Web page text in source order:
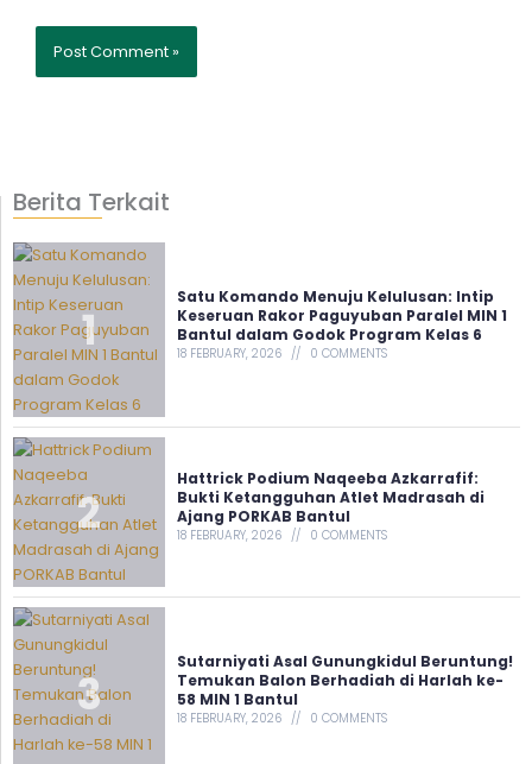
Berita Terkait
Satu Komando Menuju Kelulusan: Intip
Keseruan Rakor Paguyuban Paralel MIN 1
Bantul dalam Godok Program Kelas 6
18 FEBRUARY, 2026 0 COMMENTS
Hattrick Podium Naqeeba Azkarrafif:
Bukti Ketangguhan Atlet Madrasah di
Ajang PORKAB Bantul
18 FEBRUARY, 2026 0 COMMENTS
Sutarniyati Asal Gunungkidul Beruntung!
Temukan Balon Berhadiah di Harlah ke-
58 MIN 1 Bantul
18 FEBRUARY, 2026 0 COMMENTS